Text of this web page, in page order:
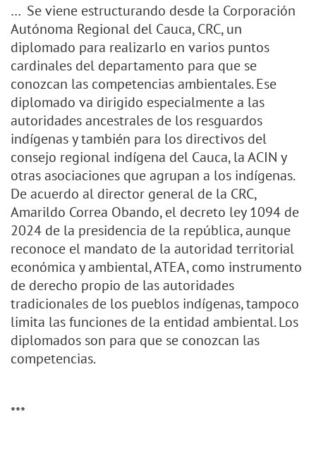
… Se viene estructurando desde la Corporación
Autónoma Regional del Cauca, CRC, un
diplomado para realizarlo en varios puntos
cardinales del departamento para que se
conozcan las competencias ambientales. Ese
diplomado va dirigido especialmente a las
autoridades ancestrales de los resguardos
indígenas y también para los directivos del
consejo regional indígena del Cauca, la ACIN y
otras asociaciones que agrupan a los indígenas.
De acuerdo al director general de la CRC,
Amarildo Correa Obando, el decreto ley 1094 de
2024 de la presidencia de la república, aunque
reconoce el mandato de la autoridad territorial
económica y ambiental, ATEA, como instrumento
de derecho propio de las autoridades
tradicionales de los pueblos indígenas, tampoco
limita las funciones de la entidad ambiental. Los
diplomados son para que se conozcan las
competencias.
***